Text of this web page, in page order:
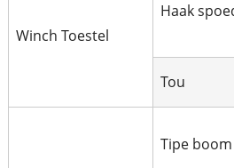
Winch Toestel
Haak
Tou
Tipe boom